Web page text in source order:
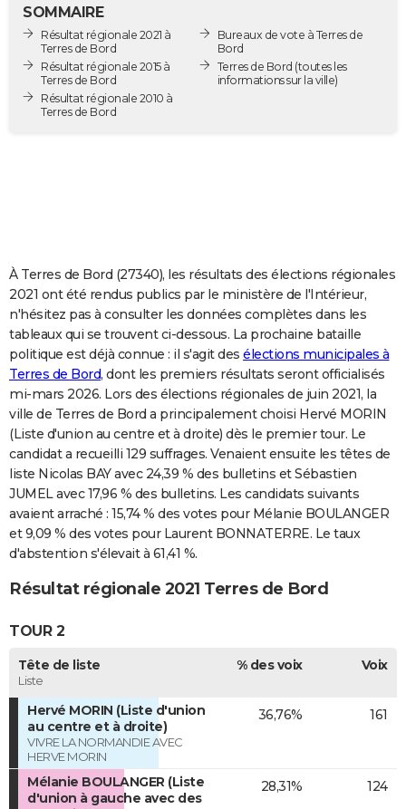
Destinations
City break
Voyage nature
Voyage de noces
Forum
Climat
GUIDES D'ACHAT
BONS PLANS
S'inscrire
Se connecter
Lycées
Collèges
Primaires
Universités
Entreprises
Service militaire
Avis de recherche
AVIS DE DÉCÈS
FORUM
Bricolage
Lifestyle
Culture
Sport
Auto
Television
Voyage
Cinema
SOMMAIRE
Résultat régionale 2021 à
Terres de Bord
Résultat régionale 2015 à
Terres de Bord
Résultat régionale 2010 à
Terres de Bord
Bureaux de vote à Terres de
Bord
Terres de Bord (toutes les
informations sur la ville)
À Terres de Bord (27340), les résultats des élections régionales
2021 ont été rendus publics par le ministère de l'Intérieur,
n'hésitez pas à consulter les données complètes dans les
tableaux qui se trouvent ci-dessous. La prochaine bataille
politique est déjà connue : il s'agit des élections municipales à
Terres de Bord, dont les premiers résultats seront officialisés
mi-mars 2026. Lors des élections régionales de juin 2021, la
ville de Terres de Bord a principalement choisi Hervé MORIN
(Liste d'union au centre et à droite) dès le premier tour. Le
candidat a recueilli 129 suffrages. Venaient ensuite les têtes de
liste Nicolas BAY avec 24,39 % des bulletins et Sébastien
JUMEL avec 17,96 % des bulletins. Les candidats suivants
avaient arraché : 15,74 % des votes pour Mélanie BOULANGER
et 9,09 % des votes pour Laurent BONNATERRE. Le taux
d'abstention s'élevait à 61,41 %.
Résultat régionale 2021 Terres de Bord
TOUR 2
Tête de liste
Liste
% des voix Voix
Hervé MORIN (Liste d'union
au centre et à droite)
VIVRE LA NORMANDIE AVEC
HERVE MORIN
36,76% 161
Mélanie BOULANGER (Liste
d'union à gauche avec des
28,31% 124